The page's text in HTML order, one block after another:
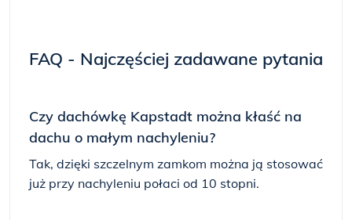
FAQ - Najczęściej zadawane pytania
Czy dachówkę Kapstadt można kłaść na
dachu o małym nachyleniu?
Tak, dzięki szczelnym zamkom można ją stosować
już przy nachyleniu połaci od 10 stopni.